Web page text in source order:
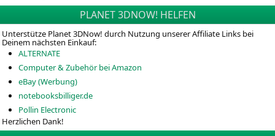
PLANET 3DNOW! HELFEN
Unterstütze Planet 3DNow! durch Nutzung unserer Affiliate Links bei
Deinem nächsten Einkauf:
ALTERNATE
Computer & Zubehör bei Amazon
eBay (Werbung)
notebooksbilliger.de
Pollin Electronic
Herzlichen Dank!